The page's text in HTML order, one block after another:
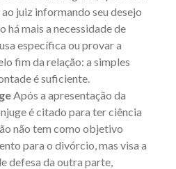
juiz informando seu desejo
há mais a necessidade de
específica ou provar a
fim da relação: a simples
é suficiente.
Após a apresentação da
é citado para ter ciência
não tem como objetivo
para o divórcio, mas visa a
defesa da outra parte,